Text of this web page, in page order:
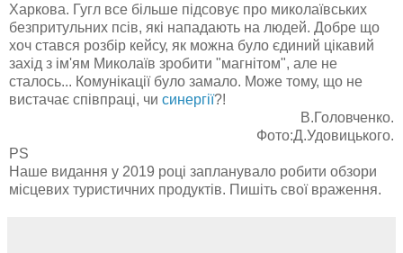
Харкова. Гугл все більше підсовує про миколаївських
безпритульних псів, які нападають на людей. Добре що
хоч стався розбір кейсу, як можна було єдиний цікавий
захід з ім'ям Миколаїв зробити "магнітом", але не
сталось... Комунікації було замало. Може тому, що не
вистачає співпраці, чи синергії?!
В.Головченко.
Фото:Д.Удовицького.
PS
Наше видання у 2019 році запланувало робити обзори
місцевих туристичних продуктів. Пишіть свої враження.